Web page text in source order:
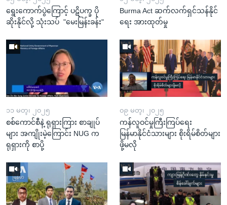
ရွေးကောက်ပွဲကြောင့် ပဋိပက္ခ ပို
ဆိုးနိုင်လို့ သုံးသပ် "မေးမြန်းခန်း"
Burma Act ဆက်လက်ရှင်သန်နိုင်
ရေး အားထုတ်မှု
၁၁ မတ္၊ ၂၀၂၅
စစ်ကောင်စီနဲ့ ရုရှားကြား စာချုပ်
များ အကျိုးမဲ့ကြောင်း NUG က
ရုရှားကို စာပို့
၀၉ မတ္၊ ၂၀၂၅
ကန်လူဝင်မှုကြီးကြပ်ရေး
မြန်မာနိုင်ငံသားများ စိုးရိမ်စိတ်များ
ဖို့မလို